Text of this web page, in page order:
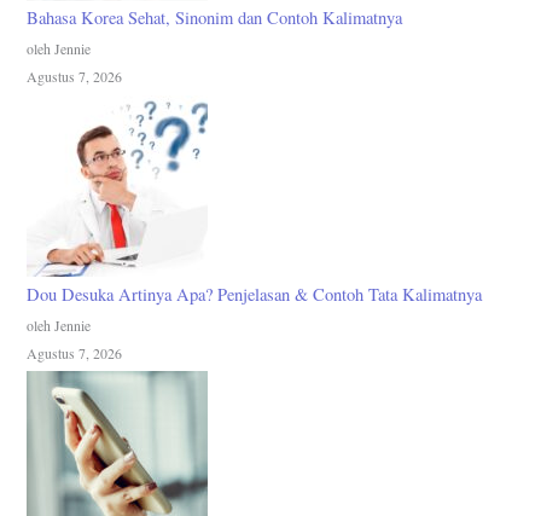
Bahasa Korea Sehat, Sinonim dan Contoh Kalimatnya
oleh Jennie
Agustus 7, 2026
Dou Desuka Artinya Apa? Penjelasan & Contoh Tata Kalimatnya
oleh Jennie
Agustus 7, 2026